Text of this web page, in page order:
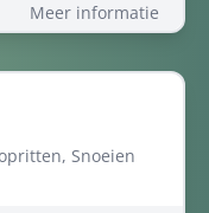
Meer informatie
Snoeien